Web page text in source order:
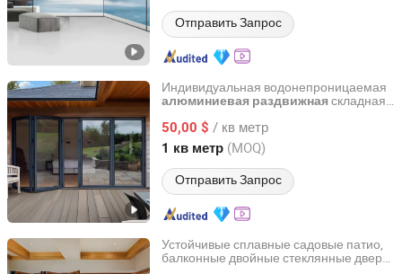
Отправить Запрос
Индивидуальная водонепроницаемая
алюминиевая раздвижная складная
50,00 $ / кв метр
1 кв метр (MOQ)
Отправить Запрос
Foshan Starveil Building Materials Technology Co., Ltd.
Guangdong, China с 2025
Устойчивые сплавные садовые патио,
балконные двойные стеклянные двери
Foshan Starveil Building Materials Technology Co., Ltd.